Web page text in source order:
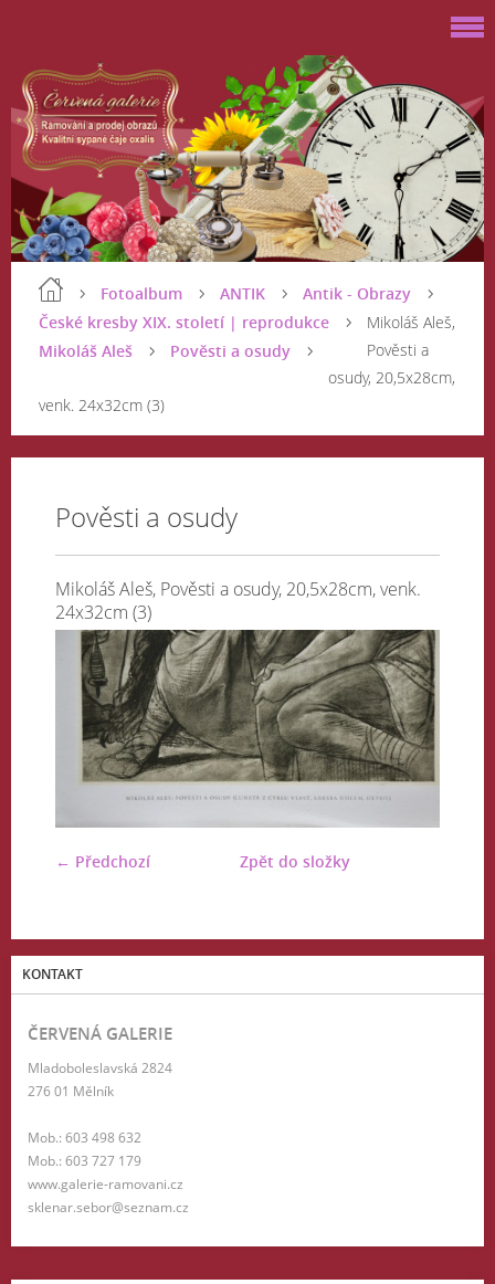
Fotoalbum ANTIK
Antik - Obrazy
České kresby XIX. století | reprodukce
Mikoláš Aleš
Pověsti a osudy
Mikoláš Aleš,
Pověsti a
osudy, 20,5x28cm,
venk. 24x32cm (3)
Pověsti a osudy
Mikoláš Aleš, Pověsti a osudy, 20,5x28cm, venk.
24x32cm (3)
← Předchozí Zpět do složky
KONTAKT
ČERVENÁ GALERIE
Mladoboleslavská 2824
276 01 Mělník
Mob.: 603 498 632
Mob.: 603 727 179
www.galerie-ramovani.cz
sklenar.sebor@seznam.cz